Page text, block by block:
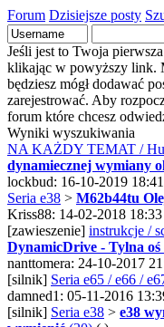
Forum Dzisiejsze posty
Jeśli jest to Twoja
klikając w powyższy link.
będziesz mógł dodawać
zarejestrować. Aby
forum które chcesz
Wyniki wyszukiwania
NA KAŻDY TEMAT /
dynamiecznej wymiany
lockbud: 16-10-2019 18:41
Seria e38 > M62b44tu
Kriss88: 14-02-2018 18:33
[zawieszenie] instrukcje /
DynamicDrive - Tylna oś
nanttomera: 24-10-2017
[silnik] Seria e65 / e66 /
damned1: 05-11-2016
[silnik] Seria e38 > e38